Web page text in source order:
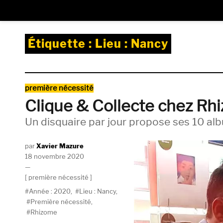
Étiquette : Lieu : Nancy
Catégories
première nécessité
Clique & Collecte chez
Un disquaire par jour propose ses 10
AuteurXavier Mazure
Publié
le
18 novembre 2020
Catégories
première nécessité
Étiquettes
Année : 2020 Lieu : Nancy,
Première nécessité
Rhizome